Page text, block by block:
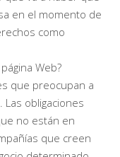
en el momento de
como
Web?
que preocupan a
obligaciones
no están en
que creen